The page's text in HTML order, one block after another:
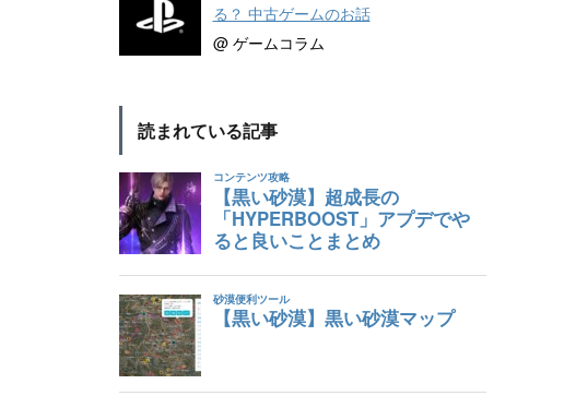
る？ 中古ゲームのお話
@ ゲームコラム
読まれている記事